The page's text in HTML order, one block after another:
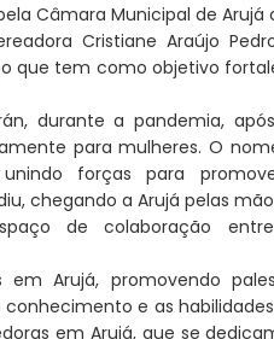
Câmara Municipal de Arujá
Cristiane Araújo
que tem como objetivo
durante a pandemia,
para mulheres. O
forças para
chegando a Arujá pelas
de colaboração
Arujá, promovendo
e as
em Arujá, que se